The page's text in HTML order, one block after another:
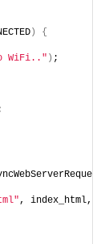
)
{
WiFi.." ) ;
, index_html,